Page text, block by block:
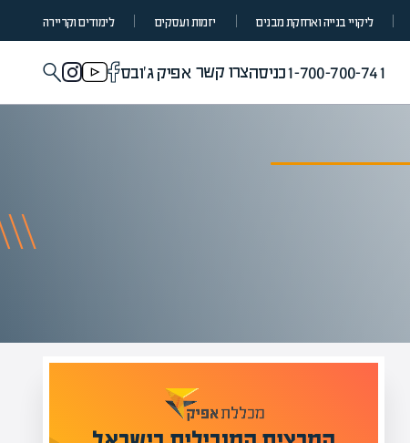
ליקויי בנייה ואחזקת מבנים יזמות ועסקים לימודים וקריירה
1-700-700-741כניסהצרו קשר אפיק ג'ובס